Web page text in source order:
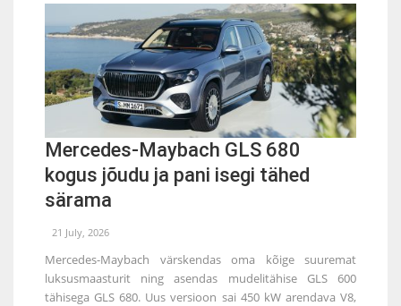
Mercedes-Maybach GLS 680
kogus jõudu ja pani isegi tähed
särama
21 July, 2026
Mercedes-Maybach värskendas oma kõige suuremat
luksusmaasturit ning asendas mudelitähise GLS 600
tähisega GLS 680. Uus versioon sai 450 kW arendava V8,